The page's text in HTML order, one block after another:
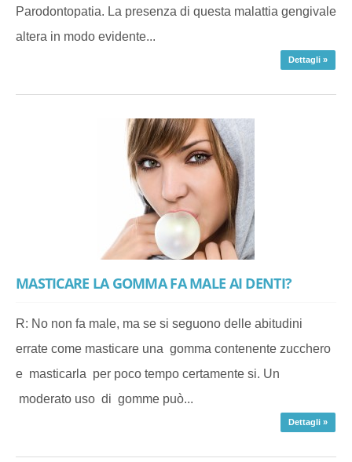
Parodontopatia. La presenza di questa malattia gengivale
altera in modo evidente...
Dettagli »
MASTICARE LA GOMMA FA MALE AI DENTI?
R: No non fa male, ma se si seguono delle abitudini
errate come masticare una gomma contenente zucchero
e masticarla per poco tempo certamente si. Un
moderato uso di gomme può...
Dettagli »